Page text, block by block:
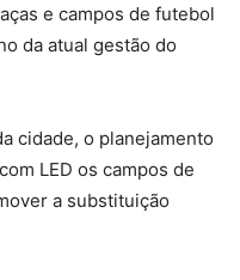
e campos de futebol
da atual gestão do
cidade, o planejamento
LED os campos de
a substituição